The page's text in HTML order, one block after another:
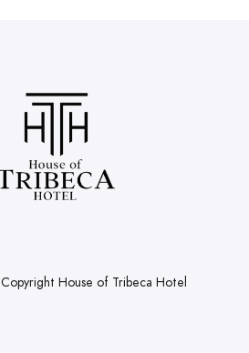
Copyright House of Tribeca Hotel